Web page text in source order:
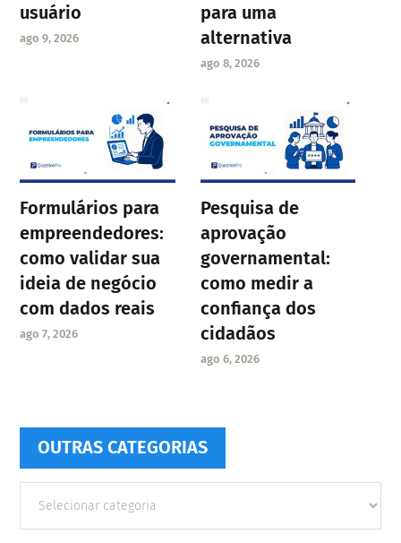
usuário
ago 9, 2026
para uma
alternativa
ago 8, 2026
Formulários para
empreendedores:
como validar sua
ideia de negócio
com dados reais
ago 7, 2026
Pesquisa de
aprovação
governamental:
como medir a
confiança dos
cidadãos
ago 6, 2026
OUTRAS CATEGORIAS
Categorias